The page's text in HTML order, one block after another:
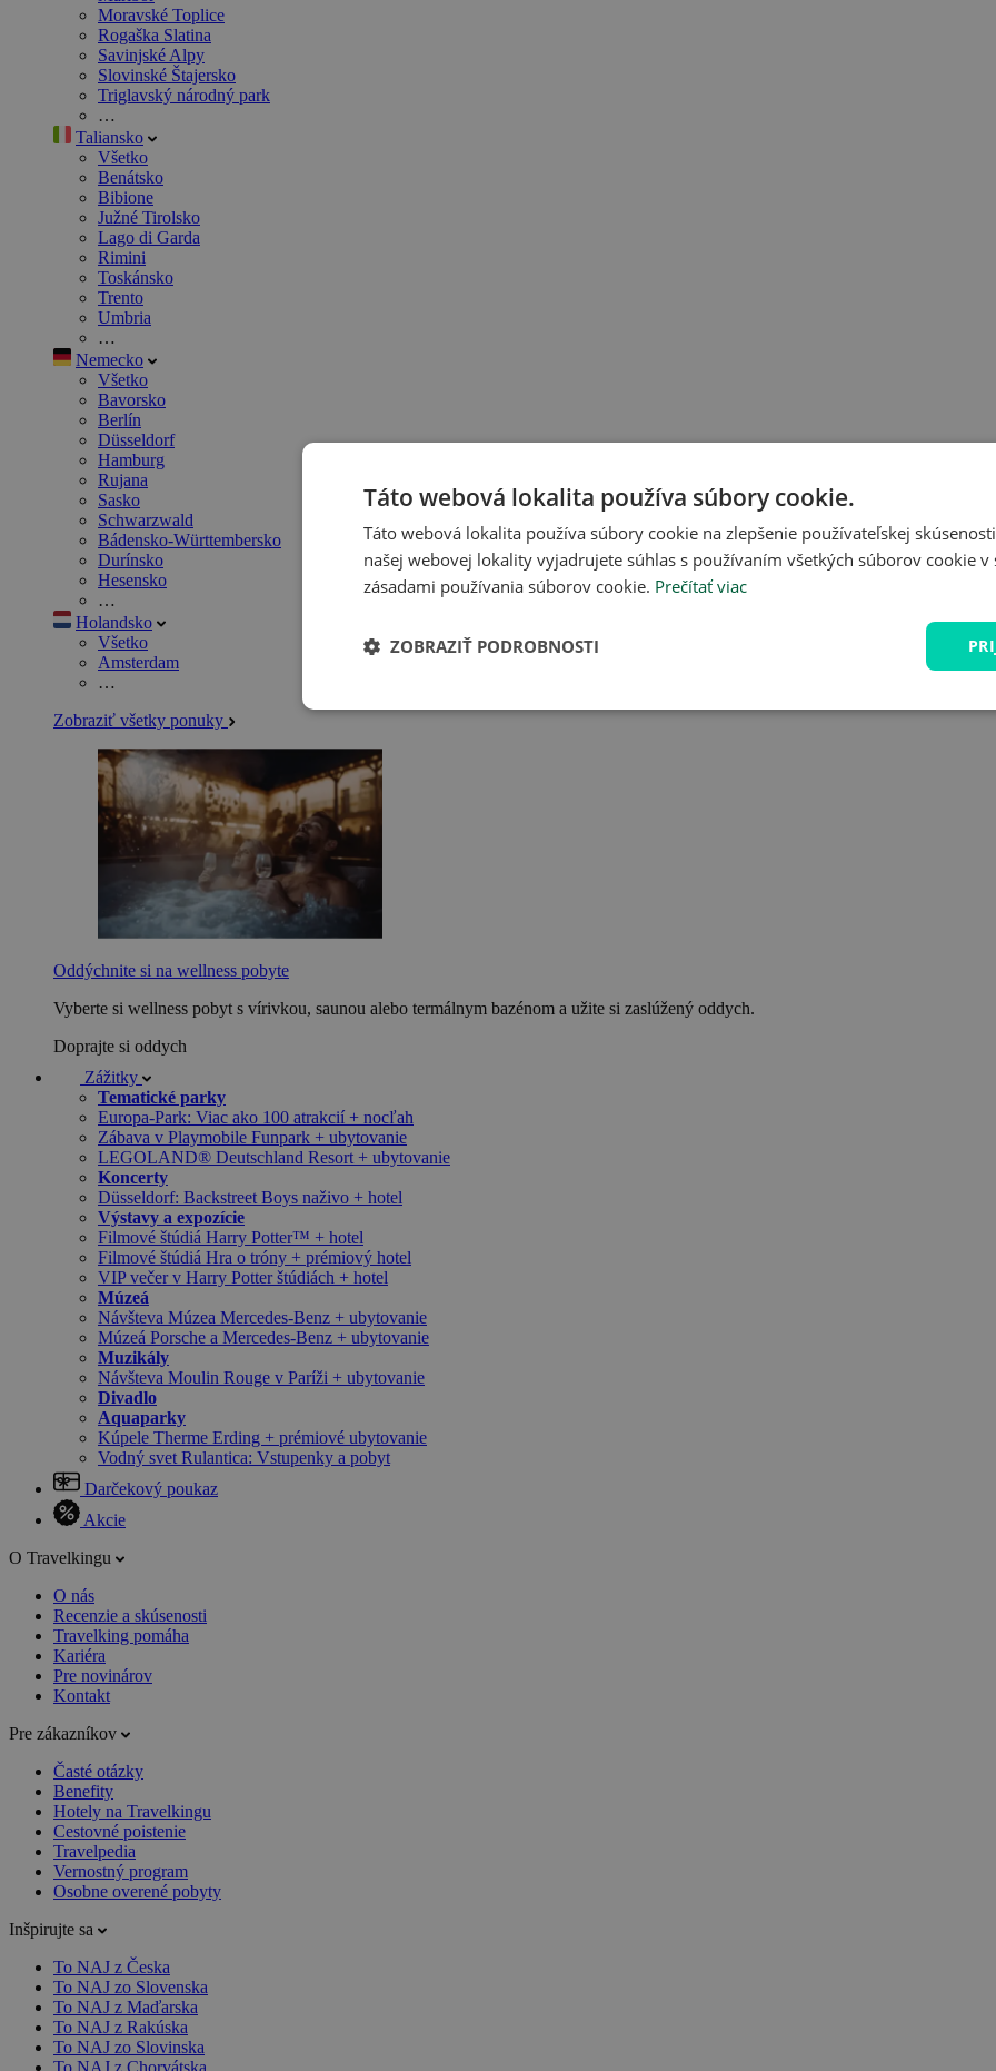
Moravské Toplice
Rogaška Slatina
Savinjské Alpy
Slovinské Štajersko
Triglavský národný park
…
Taliansko
Všetko
Benátsko
Bibione
Južné Tirolsko
Lago di Garda
Rimini
Toskánsko
Trento
Umbria
…
Nemecko
Všetko
Bavorsko
Berlín
Düsseldorf
Hamburg
Rujana
Sasko
Schwarzwald
Bádensko-Württembersko
Durínsko
Hesensko
…
Holandsko
Všetko
Amsterdam
…
Zobraziť všetky ponuky
Oddýchnite si na wellness pobyte
Vyberte si wellness pobyt s vírivkou, saunou alebo termálnym bazénom a užite si zaslúžený oddych.
Doprajte si oddych
Zážitky
Tematické parky
Europa-Park: Viac ako 100 atrakcií + nocľah
Zábava v Playmobile Funpark + ubytovanie
LEGOLAND® Deutschland Resort + ubytovanie
Koncerty
Düsseldorf: Backstreet Boys naživo + hotel
Výstavy a expozície
Filmové štúdiá Harry Potter™ + hotel
Filmové štúdiá Hra o tróny + prémiový hotel
VIP večer v Harry Potter štúdiách + hotel
Múzeá
Návšteva Múzea Mercedes-Benz + ubytovanie
Múzeá Porsche a Mercedes-Benz + ubytovanie
Muzikály
Návšteva Moulin Rouge v Paríži + ubytovanie
Divadlo
Aquaparky
Kúpele Therme Erding + prémiové ubytovanie
Vodný svet Rulantica: Vstupenky a pobyt
Darčekový poukaz
Akcie
O Travelkingu
O nás
Recenzie a skúsenosti
Travelking pomáha
Kariéra
Pre novinárov
Kontakt
Pre zákazníkov
Časté otázky
Benefity
Hotely na Travelkingu
Cestovné poistenie
Travelpedia
Vernostný program
Osobne overené pobyty
Inšpirujte sa
To NAJ z Česka
To NAJ zo Slovenska
To NAJ z Maďarska
To NAJ z Rakúska
To NAJ zo Slovinska
To NAJ z Chorvátska
Táto webová lokalita používa súbory cookie.
Táto webová lokalita používa súbory cookie na zlepšenie používateľskej
našej webovej lokality vyjadrujete súhlas s používaním všetkých súborov cookie v
zásadami používania súborov cookie. Prečítať viac
ZOBRAZIŤ PODROBNOSTI